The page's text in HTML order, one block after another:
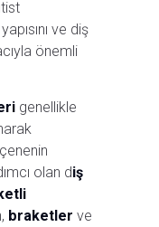
ve diş
önemli
genellikle
olan diş
braketler ve